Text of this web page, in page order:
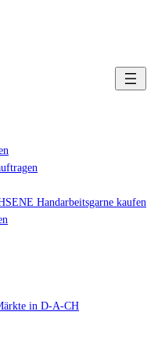
Handarbeitsgarne kaufen
in D-A-CH